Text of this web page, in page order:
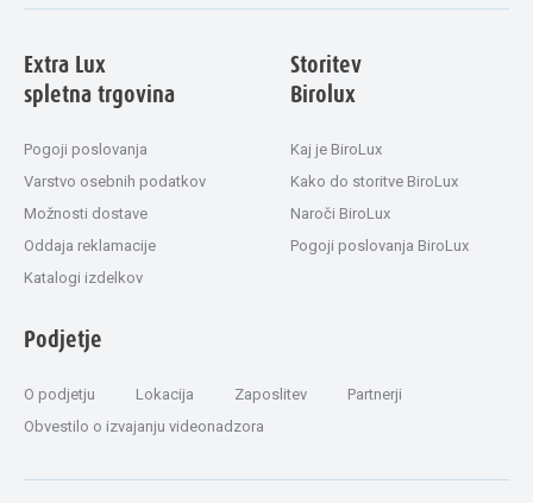
Extra Lux
spletna trgovina
Pogoji poslovanja
Varstvo osebnih podatkov
Možnosti dostave
Oddaja reklamacije
Katalogi izdelkov
Storitev
Birolux
Kaj je BiroLux
Kako do storitve BiroLux
Naroči BiroLux
Pogoji poslovanja BiroLux
Podjetje
O podjetju Lokacija Zaposlitev
Partnerji
Obvestilo o izvajanju videonadzora